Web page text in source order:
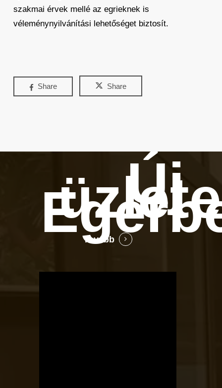
szakmai érvek mellé az egrieknek is
véleménynyilvánítási lehetőséget biztosít.
Share Share
Új
Tovább